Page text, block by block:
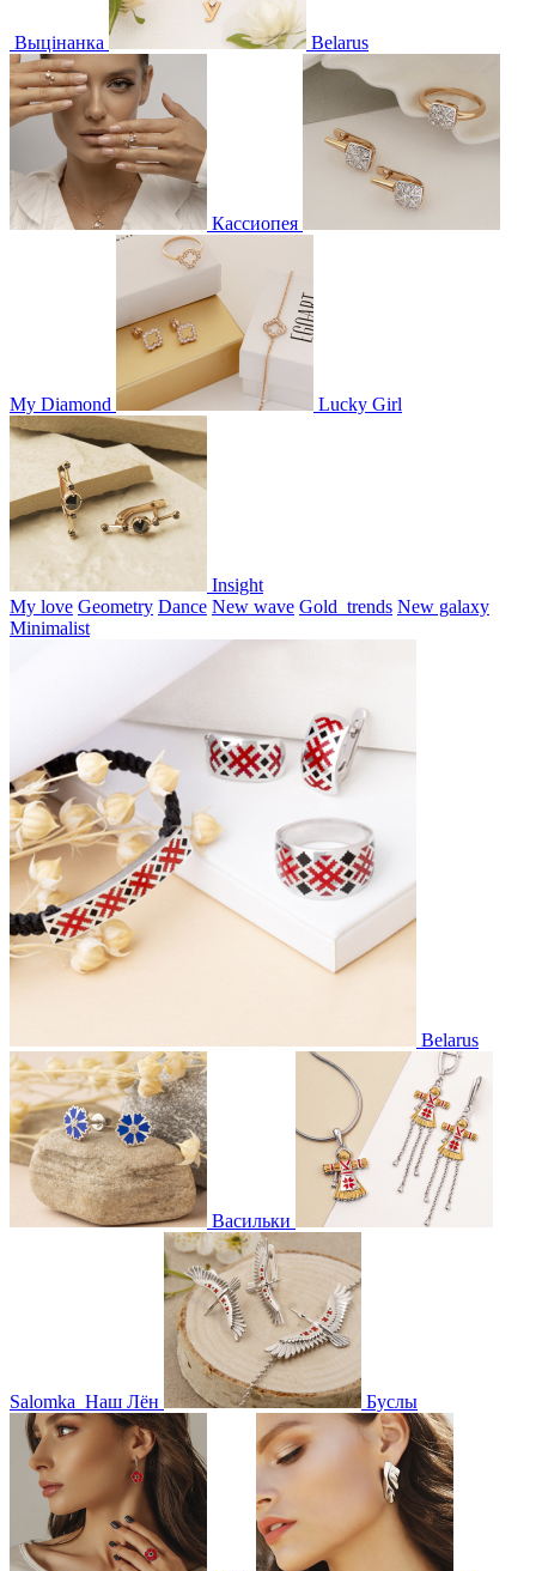
Выцінанка Belarus
Кассиопея
My Diamond Lucky Girl
Insight
My love Geometry Dance New wave Gold_trends New galaxy
Minimalist
Belarus
Васильки
Salomka Наш Лён Буслы